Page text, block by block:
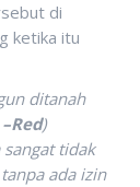
di
ketika itu
ditanah
–Red)
tidak
ada izin